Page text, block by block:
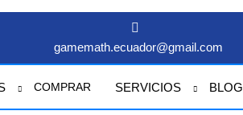
gamemath.ecuador@gmail.com
COMPRAR SERVICIOS BLOG